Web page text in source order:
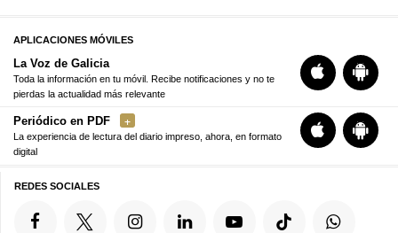
APLICACIONES MÓVILES
La Voz de Galicia
Toda la información en tu móvil. Recibe notificaciones y no te
pierdas la actualidad más relevante
Periódico en PDF
La experiencia de lectura del diario impreso, ahora, en formato
digital
REDES SOCIALES